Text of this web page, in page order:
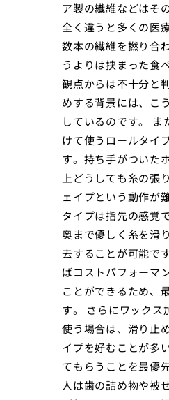
ア製の繊維などはそ
全く違うと多くの医
数本の繊維を撚り合
うよりは挟まった食
観点からは不十分と
めする背景には、こ
しているのです。
けて使うロールタイ
す。持ち手がついた
上どうしても糸の張
ェイプという動作が
タイプは指先の感覚
奥まで優しく糸を滑
去することが可能で
ばコストパフォーマ
ことができるため、
す。 さらにワックス
使う場合は、滑り止
イプを好むことが多
てもらうことを最優
人は歯の詰め物や被